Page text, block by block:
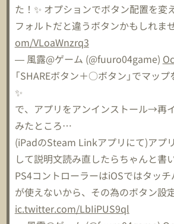
た！✨ オプションでボタン配置を変
フォルトだと違うボタンかもしれま
om/VLoaWnzrq3
— 風露@ゲーム (@fuuro04game)
「SHAREボタン＋○ボタン」でマッ
✨
で、アプリをアンインストール→再
みたところ…
(iPadのSteam Linkアプリにて)アプ
して説明文読み直したらちゃんと書
PS4コントローラーはiOSではタッ
が使えないから、その為のボタン設
ic.twitter.com/LbIiPUS9ql